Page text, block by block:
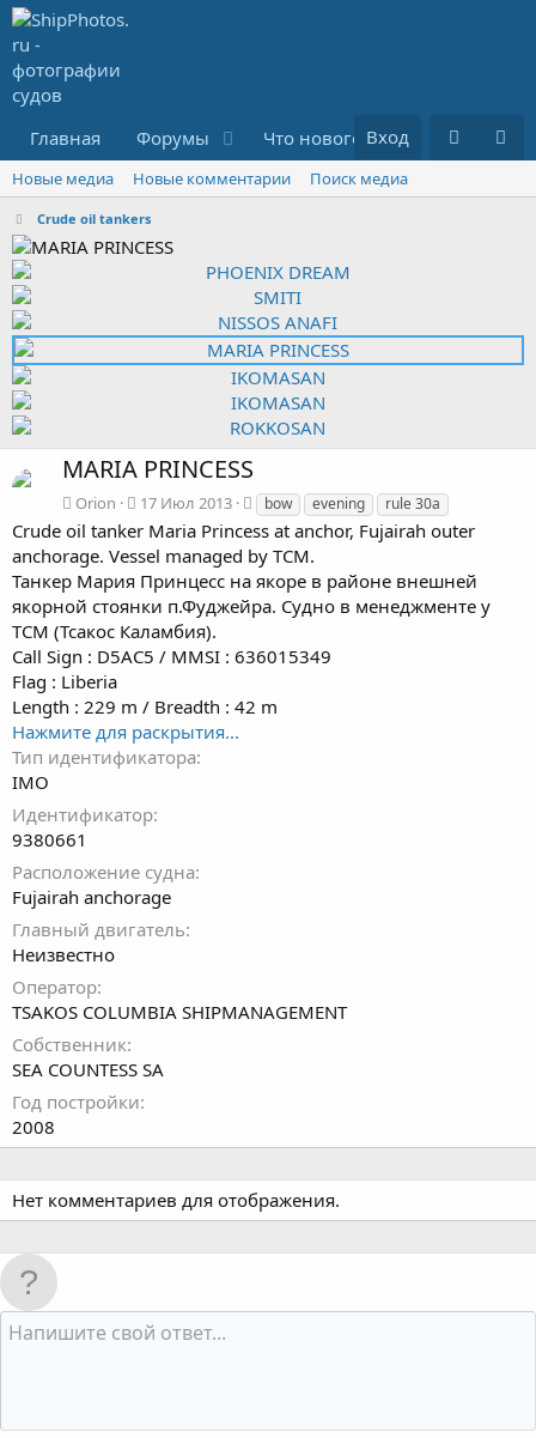
Главная Форумы Что нового? Медиа
Вход
Новые медиа Новые комментарии Поиск медиа
Crude oil tankers
MARIA PRINCESS
Orion 17 Июл 2013
Т
е
и
bow evening rule 30a
Crude oil tanker Maria Princess at anchor, Fujairah outer
anchorage. Vessel managed by TCM.
Танкер Мария Принцесс на якоре в районе внешней
якорной стоянки п.Фуджейра. Судно в менеджменте у
ТСМ (Тсакос Каламбия).
Call Sign : D5AC5 / MMSI : 636015349
Flag : Liberia
Length : 229 m / Breadth : 42 m
Нажмите для раскрытия...
Тип идентификатора
IMO
Идентификатор
9380661
Расположение судна
Fujairah anchorage
Главный двигатель
Неизвестно
Оператор
TSAKOS COLUMBIA SHIPMANAGEMENT
Собственник
SEA COUNTESS SA
Год постройки
2008
Нет комментариев для отображения.